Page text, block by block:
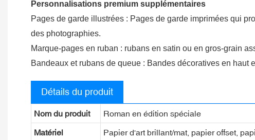
Personnalisations premium supplémentaires
Pages de garde illustrées : Pages de garde imprimées qui
des photographies.
Marque-pages en ruban : rubans en satin ou en gros-grain
Bandeaux et rubans de queue : Bandes décoratives en
Détails du produit
Nom du produit Roman en édition spéciale
Matériel
Papier d'art brillant/mat, papier offset,